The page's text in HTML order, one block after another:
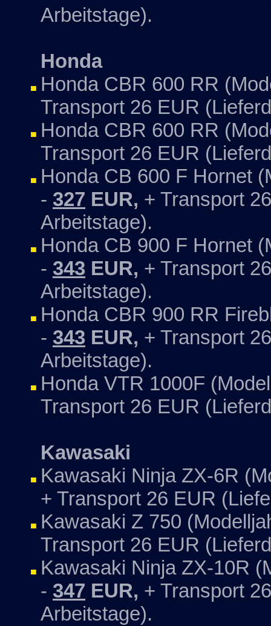
Arbeitstage).
Honda
Honda CBR 600 RR
Transport 26 EUR
Honda CBR 600 RR
Transport 26 EUR
Honda CB 600 F Hornet
- 327 EUR, + Transport
Arbeitstage).
Honda CB 900 F Hornet
- 343 EUR, + Transport
Arbeitstage).
Honda CBR 900 RR
- 343 EUR, + Transport
Arbeitstage).
Honda VTR 1000F
Transport 26 EUR
Kawasaki
Kawasaki Ninja ZX-6R
+ Transport 26 EUR
Kawasaki Z 750
Transport 26 EUR
Kawasaki Ninja ZX-10R
- 347 EUR, + Transport
Arbeitstage).